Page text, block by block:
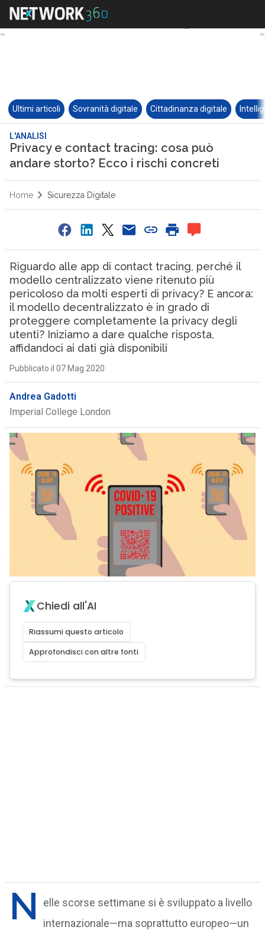
Ultimi articoli Sovranità digitale Cittadinanza digitale
L'ANALISI
Privacy e contact tracing: cosa può
andare storto? Ecco i rischi concreti
Home Sicurezza Digitale
Riguardo alle app di contact tracing, perché il
modello centralizzato viene ritenuto più
pericoloso da molti esperti di privacy? E ancora:
il modello decentralizzato è in grado di
proteggere completamente la privacy degli
utenti? Iniziamo a dare qualche risposta,
affidandoci ai dati già disponibili
Pubblicato il 07 Mag 2020
Andrea Gadotti
Imperial College London
Chiedi all'AI
Riassumi questo articolo
Approfondisci con altre fonti
N
elle scorse settimane si è sviluppato a livello
internazionale—ma soprattutto europeo—un